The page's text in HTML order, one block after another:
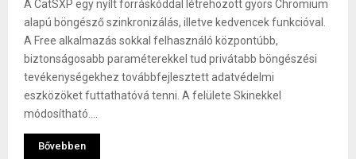
A CatSXP egy nyílt forráskóddal létrehozott gyors Chromium
alapú böngésző szinkronizálás, illetve kedvencek funkcióval.
A Free alkalmazás sokkal felhasználó központúbb,
biztonságosabb paraméterekkel tud privátabb böngészési
tevékenységekhez továbbfejlesztett adatvédelmi
eszközöket futtathatóvá tenni. A felülete Skinekkel
módosítható....
Bővebben